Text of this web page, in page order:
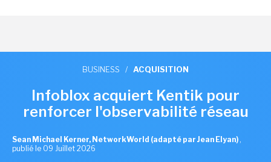
BUSINESS / ACQUISITION
Infoblox acquiert Kentik pour
renforcer l'observabilité réseau
Sean Michael Kerner, NetworkWorld (adapté par Jean Elyan) ,
publié le 09 Juillet 2026